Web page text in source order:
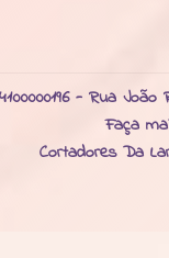
- Rua
Faça
Cortadores Da